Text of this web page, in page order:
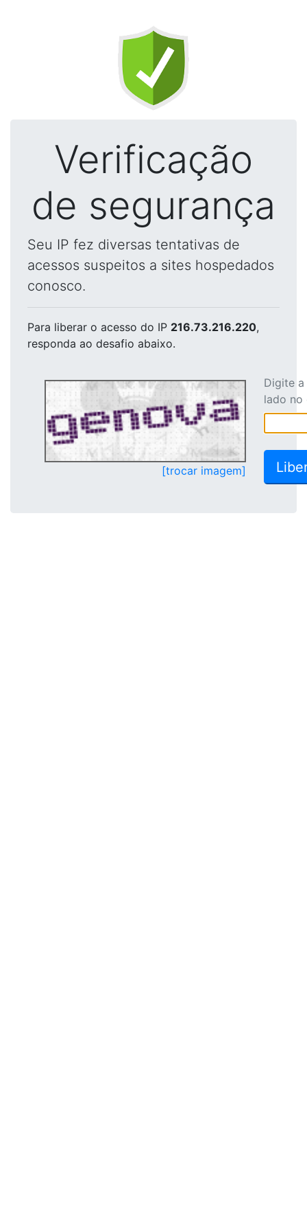
Verificação
de segurança
Seu IP fez diversas tentativas de
acessos suspeitos a sites hospedados
conosco.
Para liberar o acesso do IP 216.73.216.220,
responda ao desafio abaixo.
[trocar imagem]
Digite
lado no